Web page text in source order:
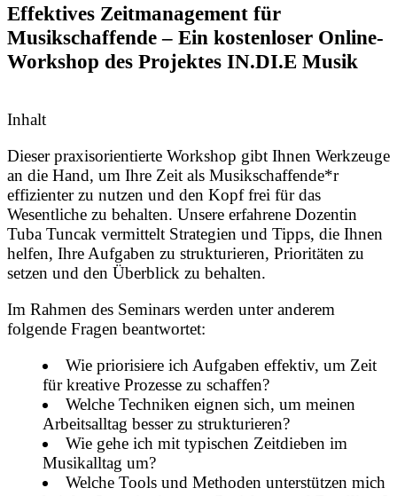
Effektives Zeitmanagement für
Musikschaffende – Ein kostenloser Online-
Workshop des Projektes IN.DI.E Musik
Inhalt
Dieser praxisorientierte Workshop gibt Ihnen Werkzeuge
an die Hand, um Ihre Zeit als Musikschaffende*r
effizienter zu nutzen und den Kopf frei für das
Wesentliche zu behalten. Unsere erfahrene Dozentin
Tuba Tuncak vermittelt Strategien und Tipps, die Ihnen
helfen, Ihre Aufgaben zu strukturieren, Prioritäten zu
setzen und den Überblick zu behalten.
Im Rahmen des Seminars werden unter anderem
folgende Fragen beantwortet:
Wie priorisiere ich Aufgaben effektiv, um Zeit
für kreative Prozesse zu schaffen?
Welche Techniken eignen sich, um meinen
Arbeitsalltag besser zu strukturieren?
Wie gehe ich mit typischen Zeitdieben im
Musikalltag um?
Welche Tools und Methoden unterstützen mich